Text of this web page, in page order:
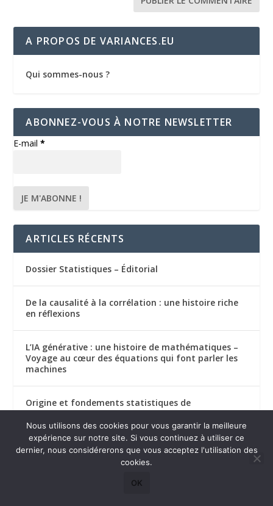
A PROPOS DE VARIANCES.EU
Qui sommes-nous ?
ABONNEZ-VOUS À NOTRE NEWSLETTER
E-mail*
ARTICLES RÉCENTS
Dossier Statistiques – Éditorial
De la causalité à la corrélation : une histoire riche
en réflexions
L’IA générative : une histoire de mathématiques –
Voyage au cœur des équations qui font parler les
machines
Origine et fondements statistiques de
l’hybridation des sources de données
Les données synthétiques : promesses et réalités
Nous utilisons des cookies pour vous garantir la meilleure
expérience sur notre site. Si vous continuez à utiliser ce
dernier, nous considérerons que vous acceptez l'utilisation des
cookies.
OK